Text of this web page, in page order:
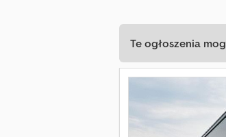
Te ogłoszenia